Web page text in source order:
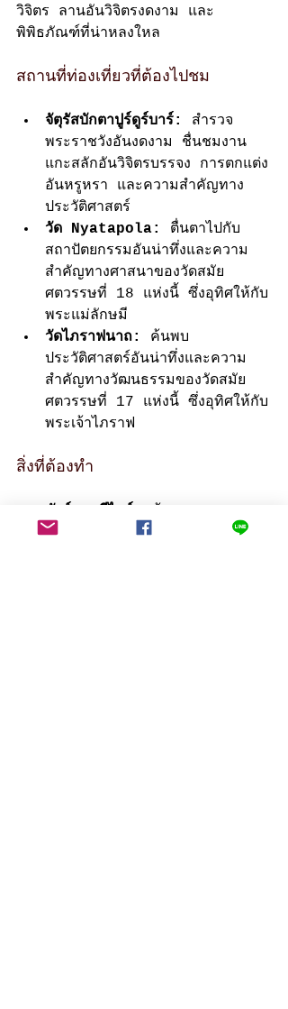
วิจิตร ลานอันวิจิตรงดงาม และ
พิพิธภัณฑ์ที่น่าหลงใหล
สถานที่ท่องเที่ยวที่ต้องไปชม
จัตุรัสบักตาปูร์ดูร์บาร์:
สำรวจ
พระราชวังอันงดงาม ชื่นชมงาน
แกะสลักอันวิจิตรบรรจง การตกแต่ง
อันหรูหรา และความสำคัญทาง
ประวัติศาสตร์
วัด Nyatapola:
ตื่นตาไปกับ
สถาปัตยกรรมอันน่าทึ่งและความ
สำคัญทางศาสนาของวัดสมัย
ศตวรรษที่ 18 แห่งนี้ ซึ่งอุทิศให้กับ
พระแม่ลักษมี
วัดไภราฟนาถ:
ค้นพบ
ประวัติศาสตร์อันน่าทึ่งและความ
สำคัญทางวัฒนธรรมของวัดสมัย
ศตวรรษที่ 17 แห่งนี้ ซึ่งอุทิศให้กับ
พระเจ้าไภราฟ
สิ่งที่ต้องทำ
ประวัติศาสตร์ ตำนาน และความ